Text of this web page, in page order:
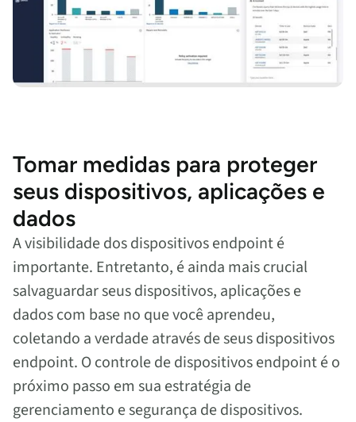
Tomar medidas para proteger
seus dispositivos, aplicações e
dados
A visibilidade dos dispositivos endpoint é
importante. Entretanto, é ainda mais crucial
salvaguardar seus dispositivos, aplicações e
dados com base no que você aprendeu,
coletando a verdade através de seus dispositivos
endpoint. O controle de dispositivos endpoint é o
próximo passo em sua estratégia de
gerenciamento e segurança de dispositivos.